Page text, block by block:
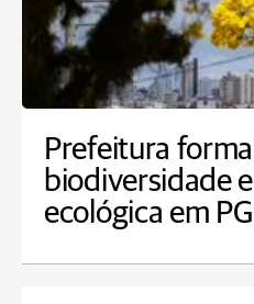
Prefeitura
biodiversidade
ecológica em PG